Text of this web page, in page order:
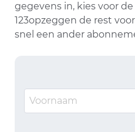
gegevens in, kies voor
123opzeggen de rest
snel een ander